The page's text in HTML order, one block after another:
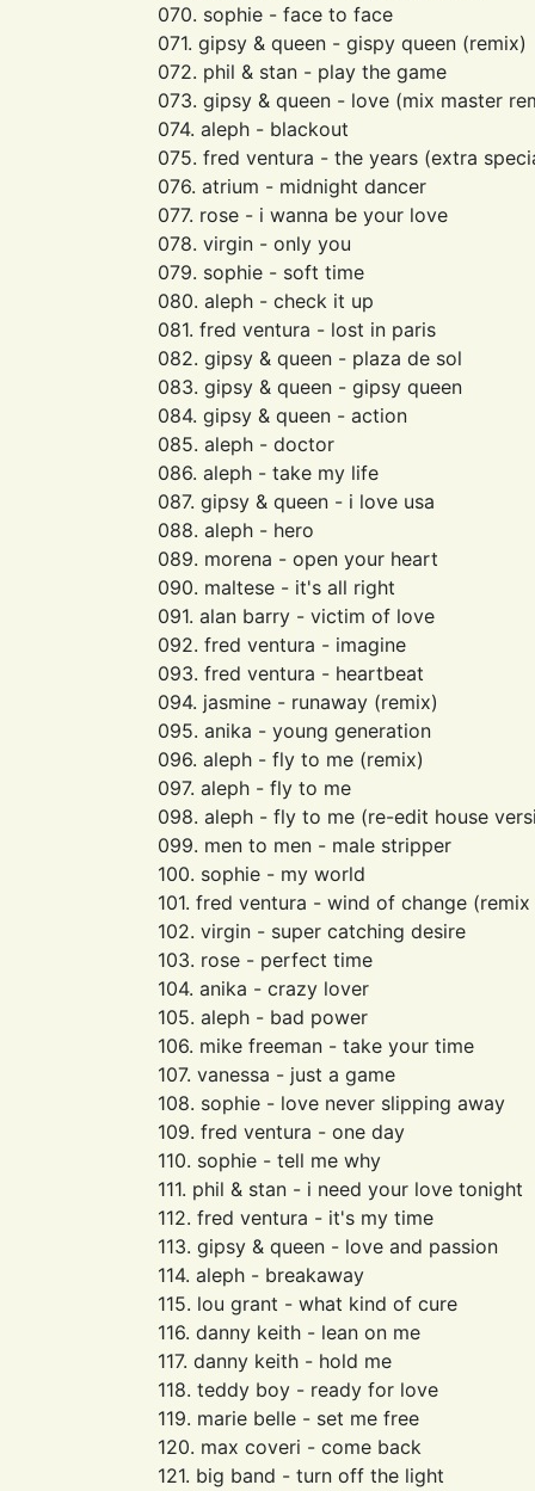
070. sophie - face to face
071. gipsy & queen - gispy queen (remix)
072. phil & stan - play the game
073. gipsy & queen - love (mix master
074. aleph - blackout
075. fred ventura - the years (extra
076. atrium - midnight dancer
077. rose - i wanna be your love
078. virgin - only you
079. sophie - soft time
080. aleph - check it up
081. fred ventura - lost in paris
082. gipsy & queen - plaza de sol
083. gipsy & queen - gipsy queen
084. gipsy & queen - action
085. aleph - doctor
086. aleph - take my life
087. gipsy & queen - i love usa
088. aleph - hero
089. morena - open your heart
090. maltese - it's all right
091. alan barry - victim of love
092. fred ventura - imagine
093. fred ventura - heartbeat
094. jasmine - runaway (remix)
095. anika - young generation
096. aleph - fly to me (remix)
097. aleph - fly to me
098. aleph - fly to me (re-edit house
099. men to men - male stripper
100. sophie - my world
101. fred ventura - wind of change
102. virgin - super catching desire
103. rose - perfect time
104. anika - crazy lover
105. aleph - bad power
106. mike freeman - take your time
107. vanessa - just a game
108. sophie - love never slipping away
109. fred ventura - one day
110. sophie - tell me why
111. phil & stan - i need your love tonight
112. fred ventura - it's my time
113. gipsy & queen - love and passion
114. aleph - breakaway
115. lou grant - what kind of cure
116. danny keith - lean on me
117. danny keith - hold me
118. teddy boy - ready for love
119. marie belle - set me free
120. max coveri - come back
121. big band - turn off the light